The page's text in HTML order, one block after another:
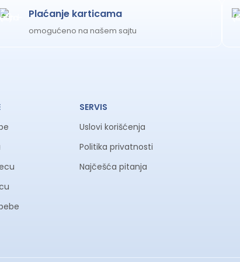
Plaćanje karticama
omogućeno na našem sajtu
SERVIS
Uslovi korišćenja
Politika privatnosti
Najčešća pitanja